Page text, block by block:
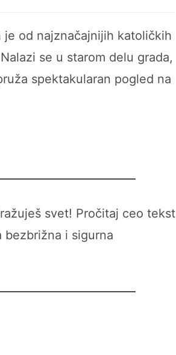
je od najznačajnijih katoličkih
se u starom delu grada,
spektakularan pogled na
svet! Pročitaj ceo tekst
bezbrižna i sigurna